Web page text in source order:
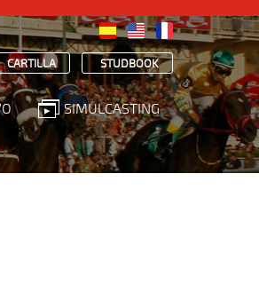
CARTILLA STUDBOOK
SIMULCASTING